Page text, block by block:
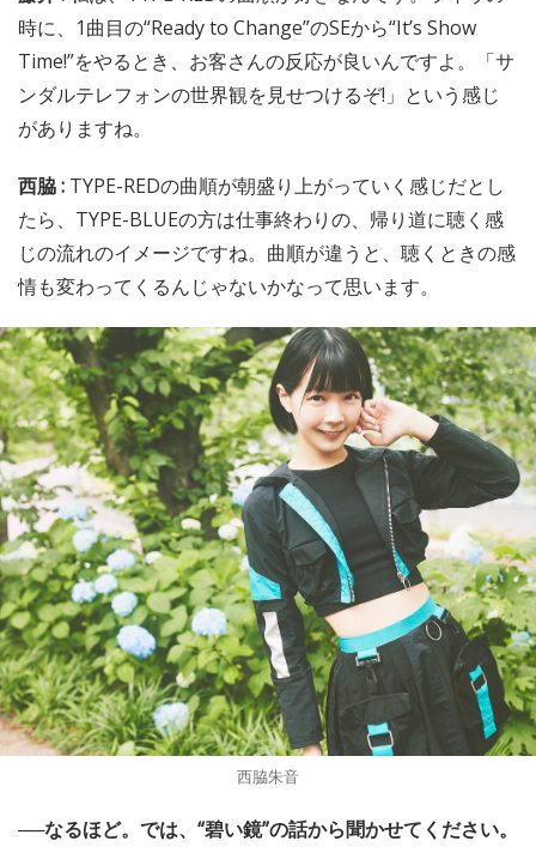
時に、1曲目の“Ready to Change”のSEから“It’s Show
Time!”をやるとき、お客さんの反応が良いんですよ。「サ
ンダルテレフォンの世界観を見せつけるぞ!」という感じ
がありますね。
西脇 : TYPE-REDの曲順が朝盛り上がっていく感じだとし
たら、TYPE-BLUEの方は仕事終わりの、帰り道に聴く感
じの流れのイメージですね。曲順が違うと、聴くときの感
情も変わってくるんじゃないかなって思います。
西脇朱音
──なるほど。では、“碧い鏡”の話から聞かせてください。